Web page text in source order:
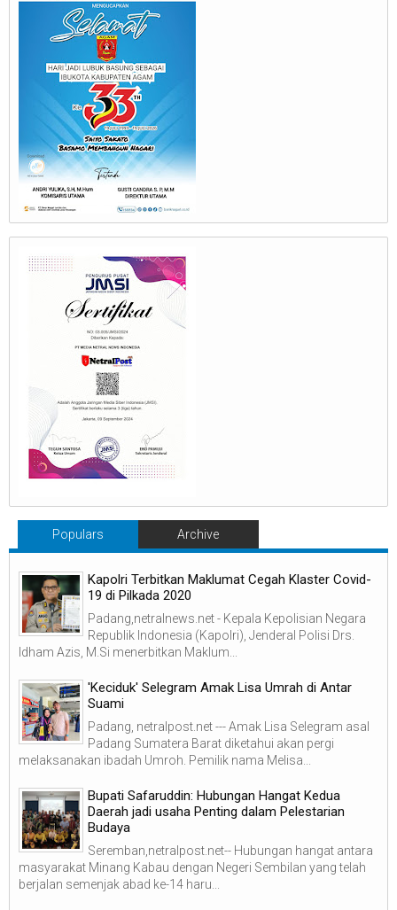
Populars Archive
Kapolri Terbitkan Maklumat Cegah Klaster Covid-
19 di Pilkada 2020
Padang,netralnews.net - Kepala Kepolisian Negara
Republik Indonesia (Kapolri), Jenderal Polisi Drs.
Idham Azis, M.Si menerbitkan Maklum...
'Keciduk' Selegram Amak Lisa Umrah di Antar
Suami
Padang, netralpost.net --- Amak Lisa Selegram asal
Padang Sumatera Barat diketahui akan pergi
melaksanakan ibadah Umroh. Pemilik nama Melisa...
Bupati Safaruddin: Hubungan Hangat Kedua
Daerah jadi usaha Penting dalam Pelestarian
Budaya
Seremban,netralpost.net-- Hubungan hangat antara
masyarakat Minang Kabau dengan Negeri Sembilan yang telah
berjalan semenjak abad ke-14 haru...